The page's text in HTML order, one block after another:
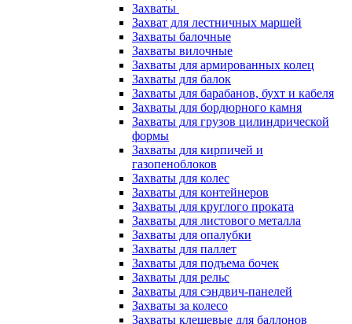
Захваты
Захват для лестничных маршей
Захваты балочные
Захваты вилочные
Захваты для армированных колец
Захваты для балок
Захваты для барабанов, бухт и кабеля
Захваты для бордюрного камня
Захваты для грузов цилиндрической
формы
Захваты для кирпичей и
газопеноблоков
Захваты для колес
Захваты для контейнеров
Захваты для круглого проката
Захваты для листового металла
Захваты для опалубки
Захваты для паллет
Захваты для подъема бочек
Захваты для рельс
Захваты для сэндвич-панелей
Захваты за колесо
Захваты клещевые для баллонов